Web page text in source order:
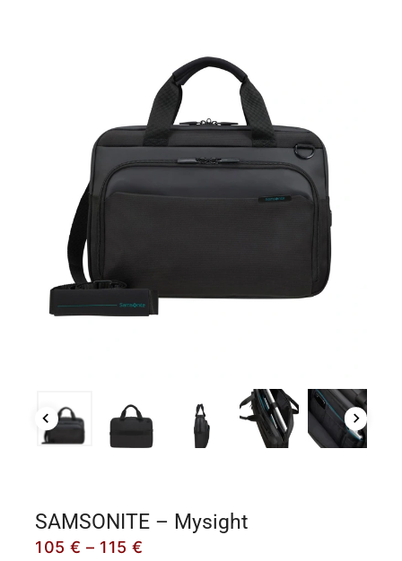
SAMSONITE – Mysight
105 € – 115 €